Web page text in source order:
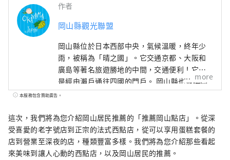
作者
岡山縣觀光聯盟
岡山縣位於日本西部中央，氣候溫暖​​，終年少
雨，被稱為「晴之國」。它交通京都、大阪和
廣島等著名旅遊勝地的中間，交通便利！它也
是經由瀨戶通往四國的門戶。 岡山縣也被稱為
“水果岡山”，在瀨戶內溫暖的氣候下，陽光
最高品質的。 您可以品嚐白桃、麝香葡萄、先
鋒葡萄等當季水果！ 岡山還擁有世界級的旅遊
景點，包括岡山城、日本三大名園之一的岡山
後樂園以及擁有歷史、文化和藝術的倉敷美觀
more
本服務包含贊助廣告。
這次，我們將為您介紹岡山居民推薦的「推薦岡山點店」。從深
受喜愛的老字號店到正宗的法式西點店，從可以享用蛋糕套餐的
店到營業至深夜的店，種類豐富多樣。我們將為您介紹那些看起
來美味到讓人心動的西點店，以及岡山居民的推薦。